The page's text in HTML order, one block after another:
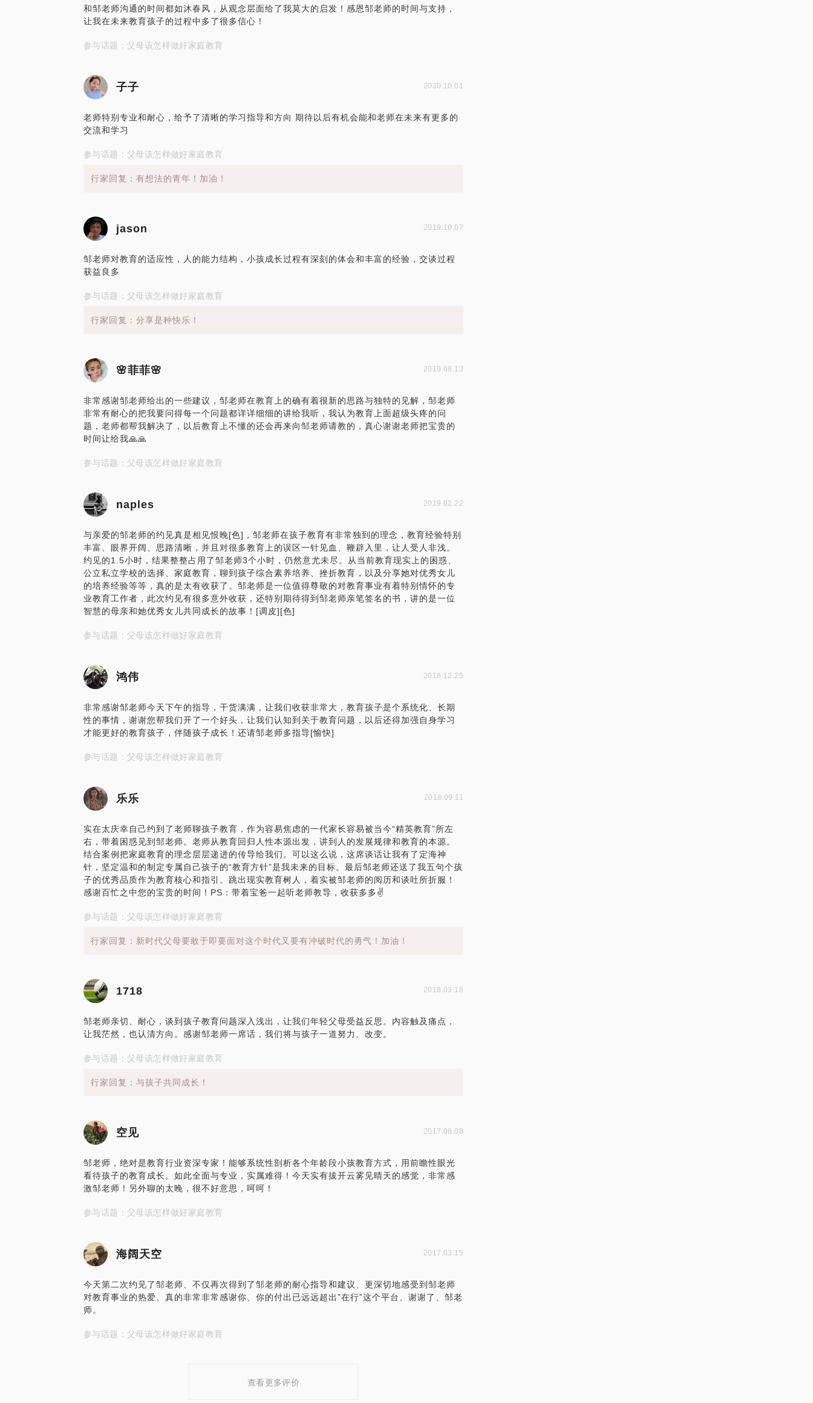
和邹老师沟通的时间都如沐春风，从观念层面给了我莫大的启发！感恩邹老师的时间与支持，
让我在未来教育孩子的过程中多了很多信心！
参与话题：父母该怎样做好家庭教育
子子 2020.10.01
老师特别专业和耐心，给予了清晰的学习指导和方向 期待以后有机会能和老师在未来有更多的
交流和学习
参与话题：父母该怎样做好家庭教育
行家回复：有想法的青年！加油！
jason 2019.10.07
邹老师对教育的适应性，人的能力结构，小孩成长过程有深刻的体会和丰富的经验，交谈过程
获益良多
参与话题：父母该怎样做好家庭教育
行家回复：分享是种快乐！
🌸菲菲🌸 2019.08.13
非常感谢邹老师给出的一些建议，邹老师在教育上的确有着很新的思路与独特的见解，邹老师
非常有耐心的把我要问得每一个问题都详详细细的讲给我听，我认为教育上面超级头疼的问
题，老师都帮我解决了，以后教育上不懂的还会再来向邹老师请教的，真心谢谢老师把宝贵的
时间让给我🙏🙏
参与话题：父母该怎样做好家庭教育
naples 2019.02.22
与亲爱的邹老师的约见真是相见恨晚[色]，邹老师在孩子教育有非常独到的理念，教育经验特别
丰富、眼界开阔、思路清晰，并且对很多教育上的误区一针见血、鞭辟入里，让人受人非浅。
约见的1.5小时，结果整整占用了邹老师3个小时，仍然意尤未尽。从当前教育现实上的困惑、
公立私立学校的选择、家庭教育，聊到孩子综合素养培养、挫折教育，以及分享她对优秀女儿
的培养经验等等，真的是太有收获了。邹老师是一位值得尊敬的对教育事业有着特别情怀的专
业教育工作者，此次约见有很多意外收获，还特别期待得到邹老师亲笔签名的书，讲的是一位
智慧的母亲和她优秀女儿共同成长的故事！[调皮][色]
参与话题：父母该怎样做好家庭教育
鸿伟 2018.12.25
非常感谢邹老师今天下午的指导，干货满满，让我们收获非常大，教育孩子是个系统化、长期
性的事情，谢谢您帮我们开了一个好头，让我们认知到关于教育问题，以后还得加强自身学习
才能更好的教育孩子，伴随孩子成长！还请邹老师多指导[愉快]
参与话题：父母该怎样做好家庭教育
乐乐 2018.09.11
实在太庆幸自己约到了老师聊孩子教育，作为容易焦虑的一代家长容易被当今“精英教育”所左
右，带着困惑见到邹老师。老师从教育回归人性本源出发，讲到人的发展规律和教育的本源。
结合案例把家庭教育的理念层层递进的传导给我们。可以这么说，这席谈话让我有了定海神
针，坚定温和的制定专属自己孩子的“教育方针”是我未来的目标。最后邹老师还送了我五句个孩
子的优秀品质作为教育核心和指引。跳出现实教育树人，着实被邹老师的阅历和谈吐所折服！
感谢百忙之中您的宝贵的时间！PS：带着宝爸一起听老师教导，收获多多✌️
参与话题：父母该怎样做好家庭教育
行家回复：新时代父母要敢于即要面对这个时代又要有冲破时代的勇气！加油！
1718 2018.03.18
邹老师亲切、耐心，谈到孩子教育问题深入浅出，让我们年轻父母受益反思。内容触及痛点，
让我茫然，也认清方向。感谢邹老师一席话，我们将与孩子一道努力、改变。
参与话题：父母该怎样做好家庭教育
行家回复：与孩子共同成长！
空见 2017.08.08
邹老师，绝对是教育行业资深专家！能够系统性剖析各个年龄段小孩教育方式，用前瞻性眼光
看待孩子的教育成长。如此全面与专业，实属难得！今天实有拔开云雾见晴天的感觉，非常感
激邹老师！另外聊的太晚，很不好意思，呵呵！
参与话题：父母该怎样做好家庭教育
海阔天空 2017.03.15
今天第二次约见了邹老师、不仅再次得到了邹老师的耐心指导和建议、更深切地感受到邹老师
对教育事业的热爱、真的非常非常感谢你、你的付出已远远超出”在行”这个平台、谢谢了、邹老
师。
参与话题：父母该怎样做好家庭教育
查看更多评价